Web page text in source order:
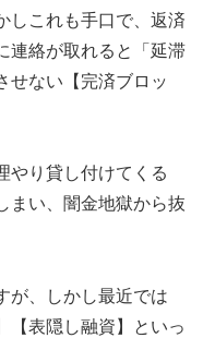
しこれも手口で、返済
連絡が取れると「延滞
せない【完済ブロッ
やり貸し付けてくる
まい、闇金地獄から抜
が、しかし最近では
【表隠し融資】といっ